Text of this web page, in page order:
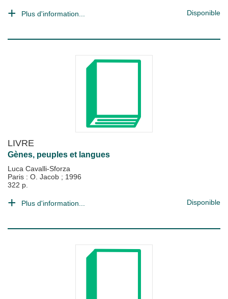
Plus d'information... Disponible
LIVRE
Gènes, peuples et langues
Luca Cavalli-Sforza
Paris : O. Jacob ; 1996
322 p.
Plus d'information... Disponible